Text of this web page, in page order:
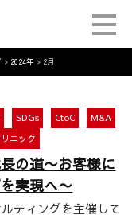
> 2024年 > 2月
SDGs CtoC
M&A
ニック
の道〜お客様に
実現へ〜
ティングを主催して